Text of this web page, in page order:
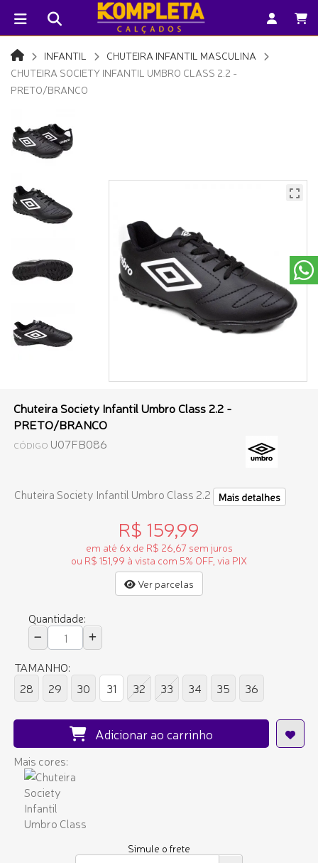
INFANTIL
CHUTEIRA INFANTIL MASCULINA
CHUTEIRA SOCIETY INFANTIL UMBRO CLASS 2.2 -
PRETO/BRANCO
Chuteira Society Infantil Umbro Class 2.2 -
PRETO/BRANCO
CÓDIGO U07FB086
Chuteira Society Infantil Umbro Class 2.2 Mais detalhes
R$ 159,99
em até 6x de R$ 26,67 sem juros
ou R$ 151,99 à vista com 5% OFF, via PIX
Ver parcelas
Quantidade:
TAMANHO:
28
29 30 31 32 33 34 35 36
Adicionar ao carrinho
Mais cores:
Simule o frete